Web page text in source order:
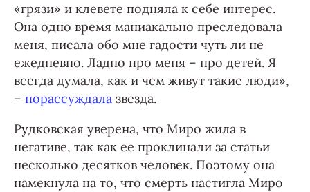
«грязи» и клевете подняла к себе интерес.
Она одно время маниакально преследовала
меня, писала обо мне гадости чуть ли не
ежедневно. Ладно про меня – про детей. Я
всегда думала, как и чем живут такие люди»,
– порассуждала звезда.
Рудковская уверена, что Миро жила в
негативе, так как ее проклинали за статьи
несколько десятков человек. Поэтому она
намекнула на то, что смерть настигла Миро